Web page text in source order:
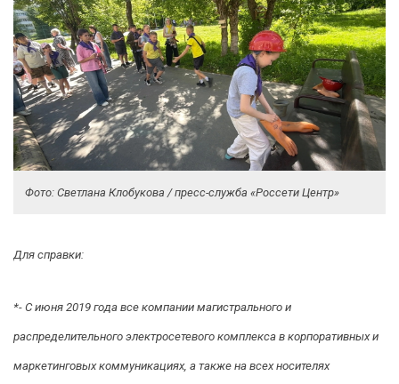
Фото: Светлана Клобукова / пресс-служба «Россети Центр»
Для справки:
*- С июня 2019 года все компании магистрального и
распределительного электросетевого комплекса в корпоративных и
маркетинговых коммуникациях, а также на всех носителях